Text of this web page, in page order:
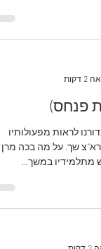
פנחס)
לראות מפעולותיו
שך. על מה בכה מרן
מתלמידיו במשך...